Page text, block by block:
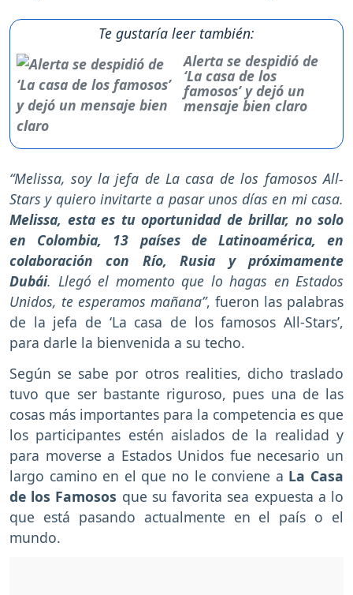
Te gustaría leer también:
Alerta se despidió de
‘La casa de los
famosos’ y dejó un
mensaje bien claro
“Melissa, soy la jefa de La casa de los famosos All-
Stars y quiero invitarte a pasar unos días en mi casa.
Melissa, esta es tu oportunidad de brillar, no solo
en Colombia, 13 países de Latinoamérica, en
colaboración con Río, Rusia y próximamente
Dubái. Llegó el momento que lo hagas en Estados
Unidos, te esperamos mañana”, fueron las palabras
de la jefa de ‘La casa de los famosos All-Stars’,
para darle la bienvenida a su techo.
Según se sabe por otros realities, dicho traslado
tuvo que ser bastante riguroso, pues una de las
cosas más importantes para la competencia es que
los participantes estén aislados de la realidad y
para moverse a Estados Unidos fue necesario un
largo camino en el que no le conviene a La Casa
de los Famosos que su favorita sea expuesta a lo
que está pasando actualmente en el país o el
mundo.